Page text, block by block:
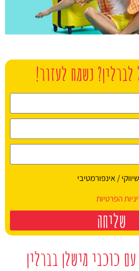
לברלין? נשמח לעזור!
/ אינפורמטיבי
הפרטיות
שליחה
כוכבי מישלן בברלין